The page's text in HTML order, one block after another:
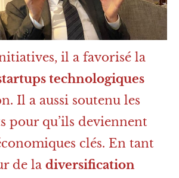
il a favorisé la
technologiques
Il a aussi soutenu les
pour qu’ils deviennent
clés. En tant
de la diversification